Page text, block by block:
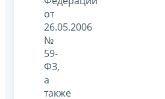
от
26.05.2006
№
59-
ФЗ,
а
также